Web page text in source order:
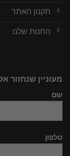
תקנון האתר
החנות שלנו
מעוניין שנחזור
שם
טלפון